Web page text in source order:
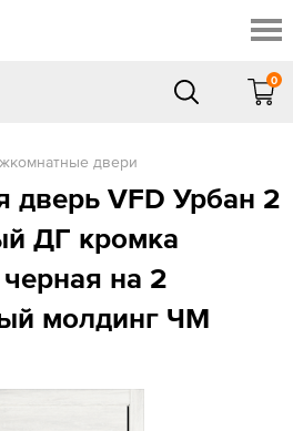
0
двери
дверь VFD Урбан 2
ДГ кромка
на 2
молдинг ЧМ